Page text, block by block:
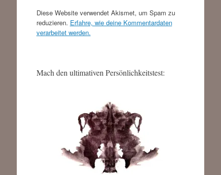
Diese Website verwendet Akismet, um Spam zu
reduzieren. Erfahre, wie deine Kommentardaten
verarbeitet werden.
Mach den ultimativen Persönlichkeitstest: